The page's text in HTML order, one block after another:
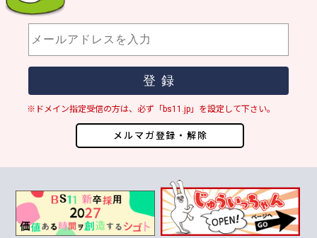
メルマガ登録・解除
※ドメイン指定受信の方は、必ず「bs11.jp」を設定して下さい。